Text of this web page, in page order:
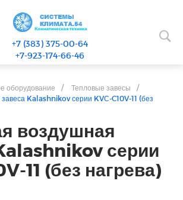
+7 (383) 375-00-64
+7-923-174-66-46
оборудование / Тепловые завесы
/
Kalashnikov серии KVС-C10V-11 (без
воздушная
серии
11 (без нагрева)